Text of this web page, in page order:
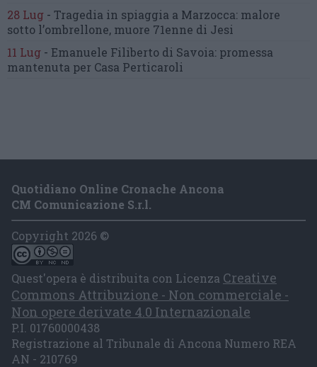
28 Lug - Tragedia in spiaggia a Marzocca: malore
sotto l’ombrellone, muore 71enne di Jesi
11 Lug - Emanuele Filiberto di Savoia: promessa
mantenuta per Casa Perticaroli
Quotidiano Online Cronache Ancona
CM Comunicazione S.r.l.
Copyright 2026 ©
Quest'opera è distribuita con Licenza Creative
Commons Attribuzione - Non commerciale -
Non opere derivate 4.0 Internazionale
P.I. 01760000438
Registrazione al Tribunale di Ancona Numero REA
AN - 210769